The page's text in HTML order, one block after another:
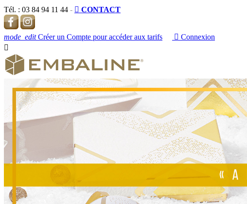
Tél. : 03 84 94 11 44 -  CONTACT
mode_edit Créer un Compte pour accéder aux tarifs  Connexion
